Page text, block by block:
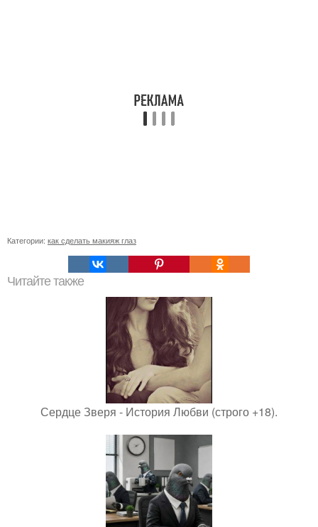
Категории: как сделать макияж глаз
Читайте также
Сердце Зверя - История Любви (строго +18).